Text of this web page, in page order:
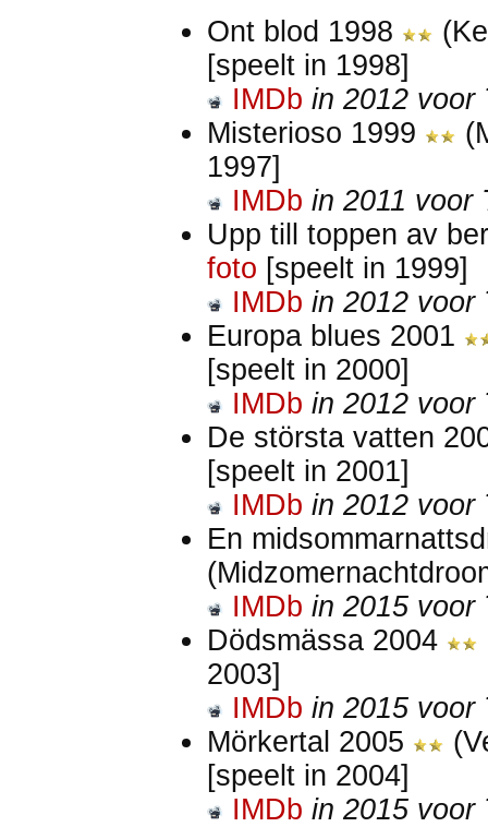
Ont blod 1998
[speelt in 1998]
IMDb in 2012 voor
Misterioso 1999
1997]
IMDb in 2011 voor
Upp till toppen av
foto [speelt in 1999]
IMDb in 2012 voor
Europa blues 2001
[speelt in 2000]
IMDb in 2012 voor
De största vatten
[speelt in 2001]
IMDb in 2012 voor
En
IMDb in 2015 voor
Dödsmässa 2004
2003]
IMDb in 2015 voor
Mörkertal 2005
[speelt in 2004]
IMDb in 2015 voor